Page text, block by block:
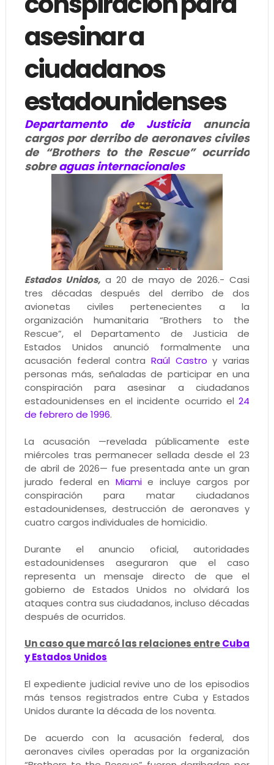
asesinar a
ciudadanos
estadounidenses
Departamento de Justiciaanuncia
cargos por derribo de aeronaves civiles
de “Brothers to the Rescue” ocurrido
sobreaguas internacionales
Estados Unidos,a 20 de mayo de 2026.- Casi
tres décadas después del derribo de dos
avionetas civiles pertenecientes a la
organización humanitaria “Brothers to the
Rescue”, el Departamento de Justicia de
Estados Unidos anunció formalmente una
acusación federal contra Raúl Castro y varias
personas más, señaladas de participar en una
conspiración para asesinar a ciudadanos
estadounidenses en el incidente ocurrido el24
de febrero de 1996.
La acusación —revelada públicamente este
miércoles tras permanecer sellada desde el 23
de abril de 2026— fue presentada ante un gran
jurado federal en Miamie incluye cargos por
conspiración para matar ciudadanos
estadounidenses, destrucción de aeronaves y
cuatro cargos individuales de homicidio.
Durante el anuncio oficial, autoridades
estadounidenses aseguraron que el caso
representa un mensaje directo de que el
gobierno de Estados Unidos no olvidará los
ataques contra sus ciudadanos, incluso décadas
después de ocurridos.
Un caso que marcó las relaciones entreCuba
y Estados Unidos
El expediente judicial revive uno de los episodios
más tensos registrados entre Cuba y Estados
Unidos durante la década de los noventa.
De acuerdo con la acusación federal, dos
aeronaves civiles operadas por la organización